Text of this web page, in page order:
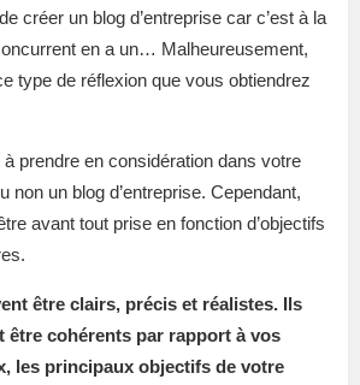
créer un blog d’entreprise car c’est à la
en a un… Malheureusement,
type de réflexion que vous obtiendrez
à prendre en considération dans votre
non un blog d’entreprise. Cependant,
avant tout prise en fonction d’objectifs
être clairs, précis et réalistes. Ils
être cohérents par rapport à vos
les principaux objectifs de votre